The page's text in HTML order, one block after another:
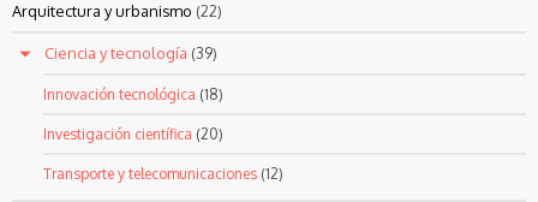
Arquitectura y urbanismo (22)
Ciencia y tecnología (39)
Innovación tecnológica (18)
Investigación científica (20)
Transporte y telecomunicaciones (12)